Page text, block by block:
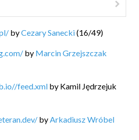
byCezary Sanecki(16/49)
by Marcin Grzejszczak
feed.xml by Kamil Jędrzejuk
by Arkadiusz Wróbel